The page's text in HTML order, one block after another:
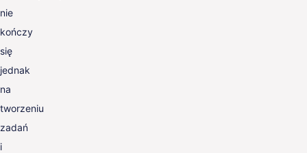
nie
kończy
się
jednak
na
tworzeniu
zadań
i